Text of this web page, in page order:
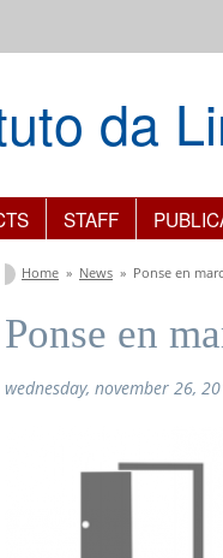
da
STAFF
You are here
Home » News » Ponse en
Ponse en
wednesday, november 26,